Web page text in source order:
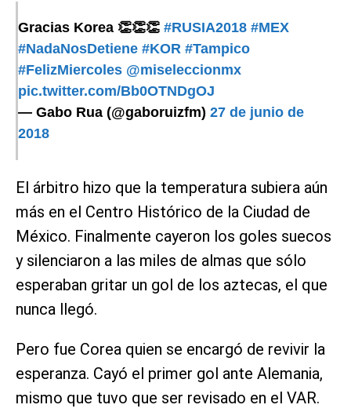
Gracias Korea 👏👏👏 #RUSIA2018 #MEX
#NadaNosDetiene #KOR #Tampico
#FelizMiercoles @miseleccionmx
pic.twitter.com/Bb0OTNDgOJ
— Gabo Rua (@gaboruizfm) 27 de junio de
2018
El árbitro hizo que la temperatura subiera aún
más en el Centro Histórico de la Ciudad de
México. Finalmente cayeron los goles suecos
y silenciaron a las miles de almas que sólo
esperaban gritar un gol de los aztecas, el que
nunca llegó.
Pero fue Corea quien se encargó de revivir la
esperanza. Cayó el primer gol ante Alemania,
mismo que tuvo que ser revisado en el VAR.